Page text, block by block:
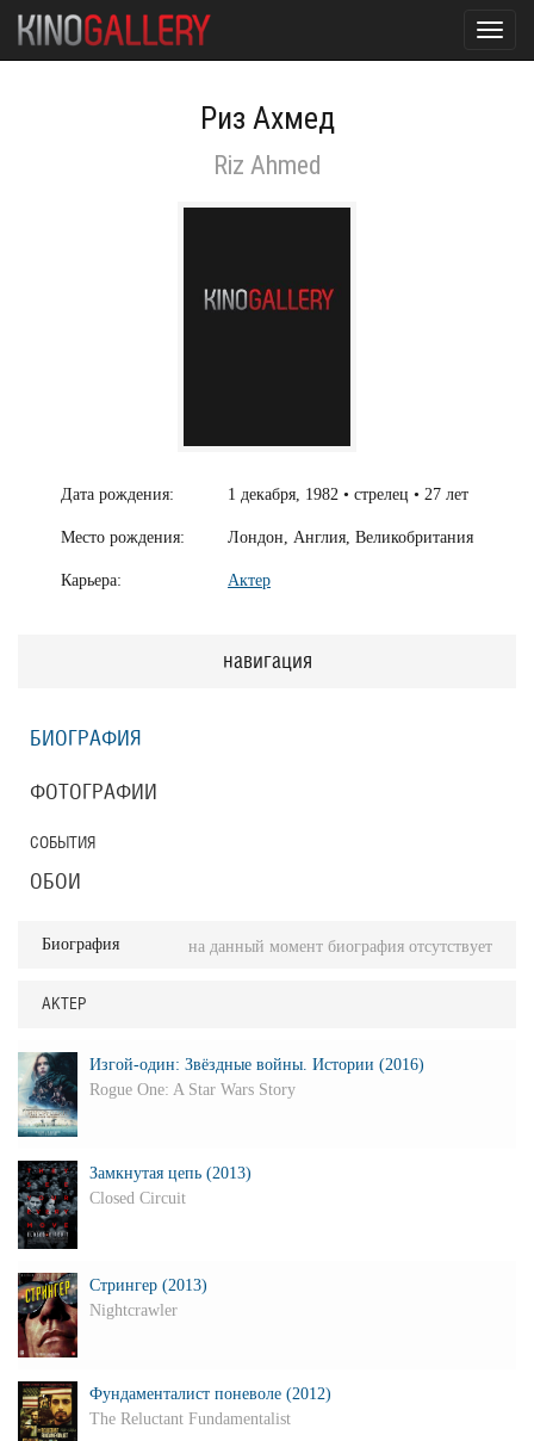
Риз Ахмед
Riz Ahmed
Дата рождения: 1 декабря, 1982 • стрелец • 27 лет
Место рождения: Лондон, Англия, Великобритания
Карьера: Актер
навигация
БИОГРАФИЯ
ФОТОГРАФИИ
СОБЫТИЯ
ОБОИ
Биография на данный момент биография отсутствует
АКТЕР
Изгой-один: Звёздные войны. Истории (2016)
Rogue One: A Star Wars Story
Замкнутая цепь (2013)
Closed Circuit
Стрингер (2013)
Nightcrawler
Фундаменталист поневоле (2012)
The Reluctant Fundamentalist